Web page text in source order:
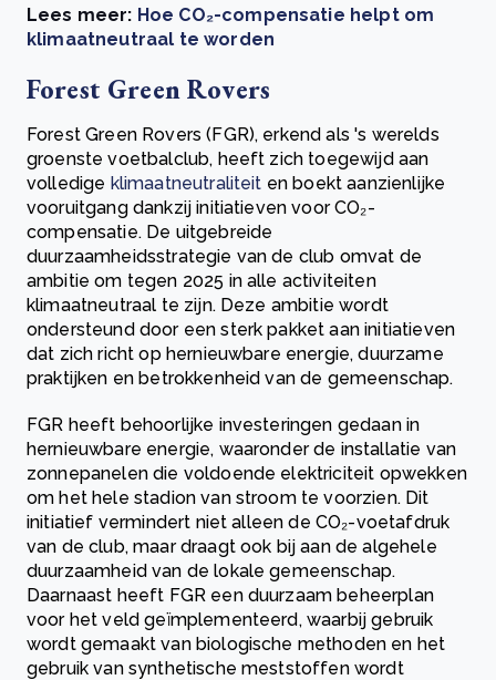
Lees meer: Hoe CO₂-compensatie helpt om
klimaatneutraal te worden
Forest Green Rovers
Forest Green Rovers (FGR), erkend als 's werelds
groenste voetbalclub, heeft zich toegewijd aan
volledige klimaatneutraliteit en boekt aanzienlijke
vooruitgang dankzij initiatieven voor CO₂-
compensatie. De uitgebreide
duurzaamheidsstrategie van de club omvat de
ambitie om tegen 2025 in alle activiteiten
klimaatneutraal te zijn. Deze ambitie wordt
ondersteund door een sterk pakket aan initiatieven
dat zich richt op hernieuwbare energie, duurzame
praktijken en betrokkenheid van de gemeenschap.
FGR heeft behoorlijke investeringen gedaan in
hernieuwbare energie, waaronder de installatie van
zonnepanelen die voldoende elektriciteit opwekken
om het hele stadion van stroom te voorzien. Dit
initiatief vermindert niet alleen de CO₂-voetafdruk
van de club, maar draagt ook bij aan de algehele
duurzaamheid van de lokale gemeenschap.
Daarnaast heeft FGR een duurzaam beheerplan
voor het veld geïmplementeerd, waarbij gebruik
wordt gemaakt van biologische methoden en het
gebruik van synthetische meststoffen wordt